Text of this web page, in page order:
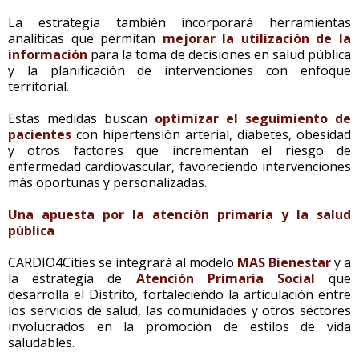
La estrategia también incorporará herramientas
analíticas que permitan mejorar la utilización de la
información para la toma de decisiones en salud pública
y la planificación de intervenciones con enfoque
territorial.
Estas medidas buscan optimizar el seguimiento de
pacientes con hipertensión arterial, diabetes, obesidad
y otros factores que incrementan el riesgo de
enfermedad cardiovascular, favoreciendo intervenciones
más oportunas y personalizadas.
Una apuesta por la atención primaria y la salud
pública
CARDIO4Cities se integrará al modelo MAS Bienestary a
la estrategia de Atención Primaria Social que
desarrolla el Distrito, fortaleciendo la articulación entre
los servicios de salud, las comunidades y otros sectores
involucrados en la promoción de estilos de vida
saludables.